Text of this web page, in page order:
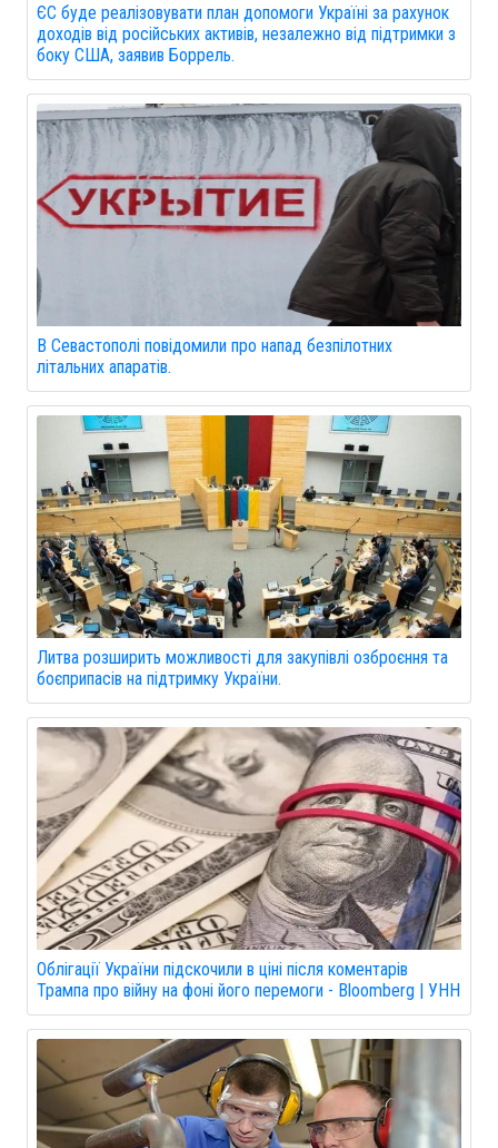
ЄС буде реалізовувати план допомоги Україні за рахунок
доходів від російських активів, незалежно від підтримки з
боку США, заявив Боррель.
В Севастополі повідомили про напад безпілотних
літальних апаратів.
Литва розширить можливості для закупівлі озброєння та
боєприпасів на підтримку України.
Облігації України підскочили в ціні після коментарів
Трампа про війну на фоні його перемоги - Bloomberg | УНН